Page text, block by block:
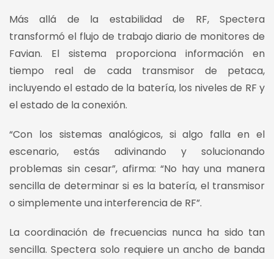
Más allá de la estabilidad de RF, Spectera
transformó el flujo de trabajo diario de monitores de
Favian. El sistema proporciona información en
tiempo real de cada transmisor de petaca,
incluyendo el estado de la batería, los niveles de RF y
el estado de la conexión.
“Con los sistemas analógicos, si algo falla en el
escenario, estás adivinando y solucionando
problemas sin cesar”, afirma: “No hay una manera
sencilla de determinar si es la batería, el transmisor
o simplemente una interferencia de RF”.
La coordinación de frecuencias nunca ha sido tan
sencilla. Spectera solo requiere un ancho de banda